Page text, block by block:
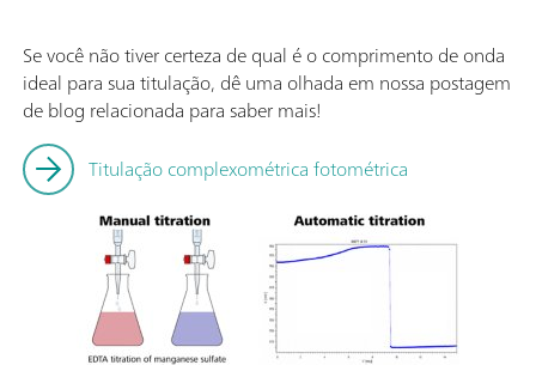
Se você não tiver certeza de qual é o comprimento de onda
ideal para sua titulação, dê uma olhada em nossa postagem
de blog relacionada para saber mais!
Titulação complexométrica fotométrica